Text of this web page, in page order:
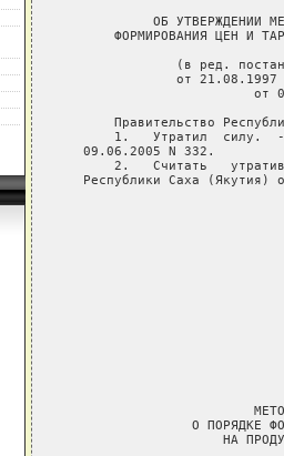
ОБ УТВЕРЖДЕНИИ
ФОРМИРОВАНИЯ ЦЕН И
(в ред.
от
от
Правительство
1.   Утратил  силу.
   09.06.2005 N 332.
2.   Считать
Республики Саха (Якутия)
О ПОРЯДКЕ
НА